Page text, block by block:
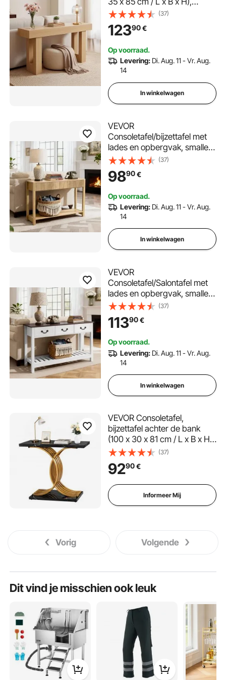
smalle rechthoekige
bijzettafel van spaanplaat
voor hal, slaapkamer,
bijzettafel, naturel hout
(37)
12390€
Op voorraad.
Levering: Di. Aug. 11 - Vr. Aug.
14
In winkelwagen
VEVOR
Consoletafel/bijzettafel met
lades en opbergvak, smalle
rechthoekige entreetafel
gemaakt van MDF +
spaanplaat voor hal,
entree, gangtafel 120 x 30 x
80 cm Natuurlijk hout
(37)
9890€
Op voorraad.
Levering: Di. Aug. 11 - Vr. Aug.
14
In winkelwagen
VEVOR
Consoletafel/Salontafel met
lades en opbergvak, smalle
rechthoekige entreetafel van
MDF + spaanplaat voor hal,
slaapkamer, woonkamer,
80 cm Bruin + Wit
(37)
11390€
Op voorraad.
Levering: Di. Aug. 11 - Vr. Aug.
14
In winkelwagen
VEVOR Consoletafel,
bijzettafel achter de bank
(100 x 30 x 81 cm / L x B x H),
rechthoekige bijzettafel van
MDF + stalen buizen voor hal,
slaapkamer, woonkamer,
entree, gangtafel goudkleurig
(37)
9290€
Informeer Mij
Vorig Volgende
Dit vind je misschien ook leuk